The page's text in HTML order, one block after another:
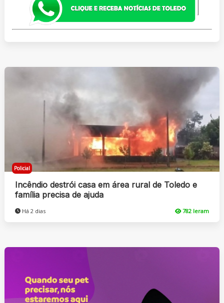
Policial
Incêndio destrói casa em área rural de Toledo e
família precisa de ajuda
Há 2 dias 782 leram